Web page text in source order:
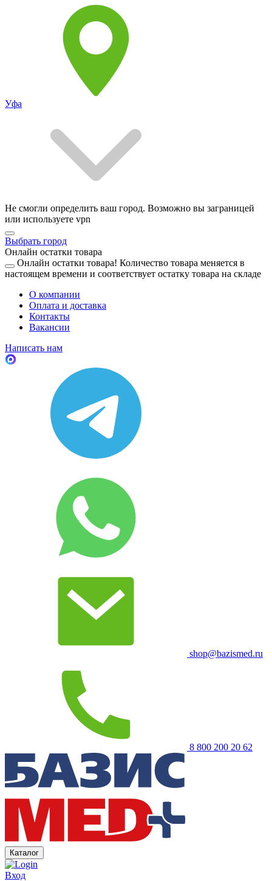
Уфа
Не смогли определить ваш город. Возможно вы заграницей
или используете vpn
Выбрать город
Онлайн остатки товара
Онлайн остатки товара! Количество товара меняется в
настоящем времени и соответствует остатку товара на складе
О компании
Оплата и доставка
Контакты
Вакансии
Написать нам
shop@bazismed.ru
8 800 200 20 62
Каталог
Вход